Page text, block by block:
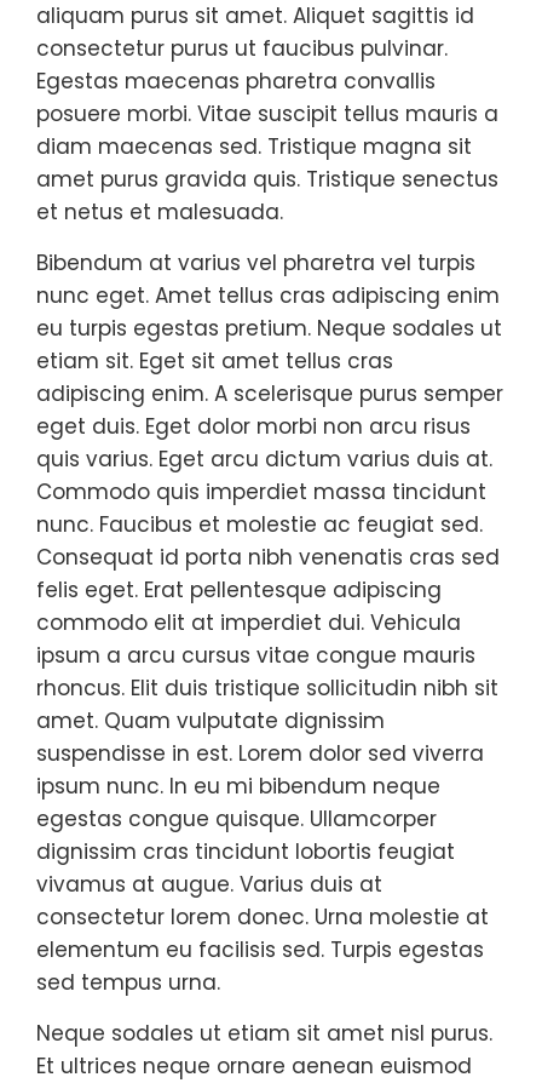
aliquam purus sit amet. Aliquet sagittis id
consectetur purus ut faucibus pulvinar.
Egestas maecenas pharetra convallis
posuere morbi. Vitae suscipit tellus mauris a
diam maecenas sed. Tristique magna sit
amet purus gravida quis. Tristique senectus
et netus et malesuada.
Bibendum at varius vel pharetra vel turpis
nunc eget. Amet tellus cras adipiscing enim
eu turpis egestas pretium. Neque sodales ut
etiam sit. Eget sit amet tellus cras
adipiscing enim. A scelerisque purus semper
eget duis. Eget dolor morbi non arcu risus
quis varius. Eget arcu dictum varius duis at.
Commodo quis imperdiet massa tincidunt
nunc. Faucibus et molestie ac feugiat sed.
Consequat id porta nibh venenatis cras sed
felis eget. Erat pellentesque adipiscing
commodo elit at imperdiet dui. Vehicula
ipsum a arcu cursus vitae congue mauris
rhoncus. Elit duis tristique sollicitudin nibh sit
amet. Quam vulputate dignissim
suspendisse in est. Lorem dolor sed viverra
ipsum nunc. In eu mi bibendum neque
egestas congue quisque. Ullamcorper
dignissim cras tincidunt lobortis feugiat
vivamus at augue. Varius duis at
consectetur lorem donec. Urna molestie at
elementum eu facilisis sed. Turpis egestas
sed tempus urna.
Neque sodales ut etiam sit amet nisl purus.
Et ultrices neque ornare aenean euismod